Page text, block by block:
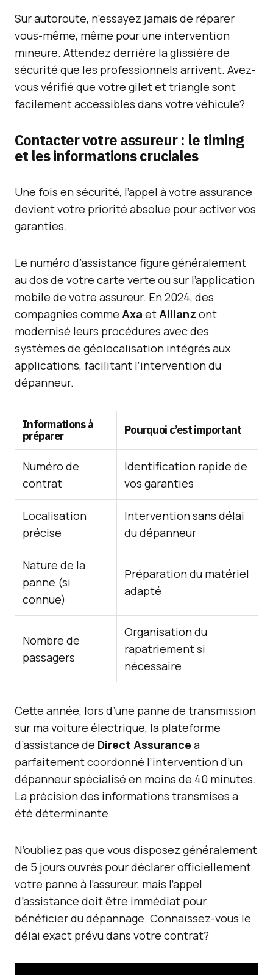
Sur autoroute, n’essayez jamais de réparer
vous-même, même pour une intervention
mineure. Attendez derrière la glissière de
sécurité que les professionnels arrivent. Avez-
vous vérifié que votre gilet et triangle sont
facilement accessibles dans votre véhicule?
Contacter votre assureur : le timing
et les informations cruciales
Une fois en sécurité, l’appel à votre assurance
devient votre priorité absolue pour activer vos
garanties.
Le numéro d’assistance figure généralement
au dos de votre carte verte ou sur l’application
mobile de votre assureur. En 2024, des
compagnies comme Axa etAllianz ont
modernisé leurs procédures avec des
systèmes de géolocalisation intégrés aux
applications, facilitant l’intervention du
dépanneur.
Informations à
préparer
Pourquoi c’est important
Numéro de
contrat
Identification rapide de
vos garanties
Localisation
précise
Intervention sans délai
du dépanneur
Nature de la
panne (si
connue)
Préparation du matériel
adapté
Nombre de
passagers
Organisation du
rapatriement si
nécessaire
Cette année, lors d’une panne de transmission
sur ma voiture électrique, la plateforme
d’assistance de Direct Assurance a
parfaitement coordonné l’intervention d’un
dépanneur spécialisé en moins de 40 minutes.
La précision des informations transmises a
été déterminante.
N’oubliez pas que vous disposez généralement
de 5 jours ouvrés pour déclarer officiellement
votre panne à l’assureur, mais l’appel
d’assistance doit être immédiat pour
bénéficier du dépannage. Connaissez-vous le
délai exact prévu dans votre contrat?